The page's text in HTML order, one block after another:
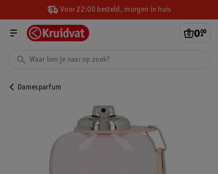
Voor 22:00 besteld, morgen in huis
0.
00
Damesparfum